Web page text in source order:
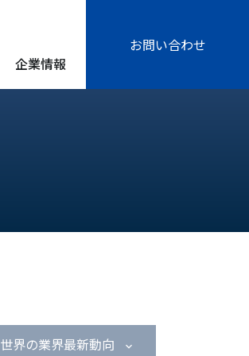
企業情報
お問い合わせ
世界の業界最新動向